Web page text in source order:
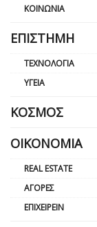
ΚΟΙΝΩΝΊΑ
ΕΠΙΣΤΉΜΗ
ΤΕΧΝΟΛΟΓΊΑ
ΥΓΕΊΑ
ΚΌΣΜΟΣ
ΟΙΚΟΝΟΜΊΑ
REAL ESTATE
ΑΓΟΡΈΣ
ΕΠΙΧΕΙΡΕΊΝ